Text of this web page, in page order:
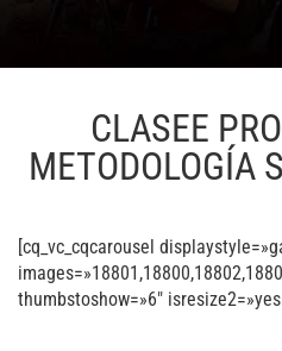
CLASEE
METODOLOGÍA
[cq_vc_cqcarousel
thumbstoshow=»6″